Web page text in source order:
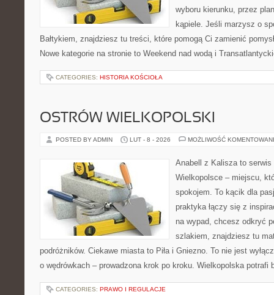
wyboru kierunku, przez
kąpiele. Jeśli marzysz o
Bałtykiem, znajdziesz tu treści, które pomogą Ci zamienić
Nowe kategorie na stronie to Weekend nad wodą i
CATEGORIES: HISTORIA KOŚCIOŁA
OSTRÓW WIELKOPOLSKI
POSTED BY ADMIN LUT - 8 - 2026 MOŻLIWOŚĆ
Anabell z Kalisza to
Wielkopolsce – miejscu,
spokojem. To kącik dla
praktyka łączy się z
na wypad, chcesz odkryć
szlakiem, znajdziesz tu
podróżników. Ciekawe miasta to Piła i Gniezno. To nie jest
o wędrówkach – prowadzona krok po kroku. Wielkopolska
CATEGORIES: PRAWO I REGULACJE